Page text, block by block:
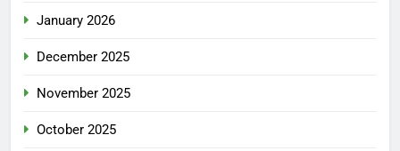
January 2026
December 2025
November 2025
October 2025